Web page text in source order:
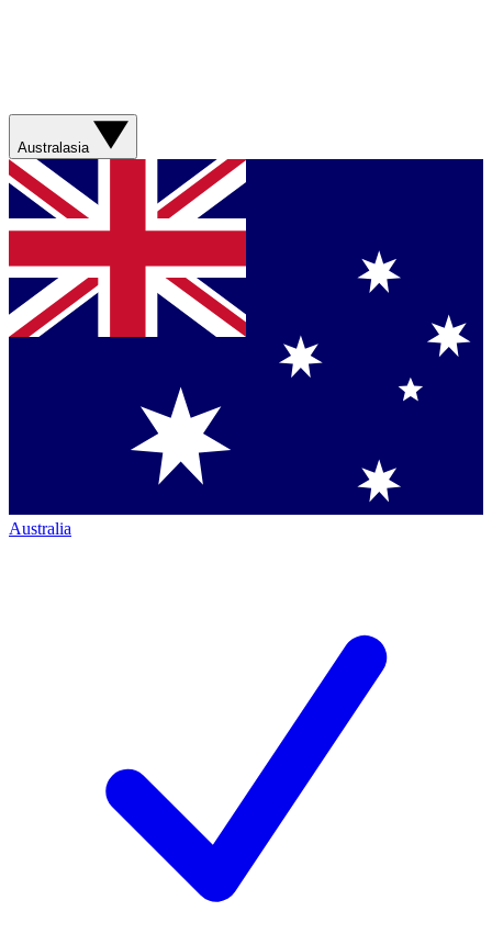
Australasia
Australia